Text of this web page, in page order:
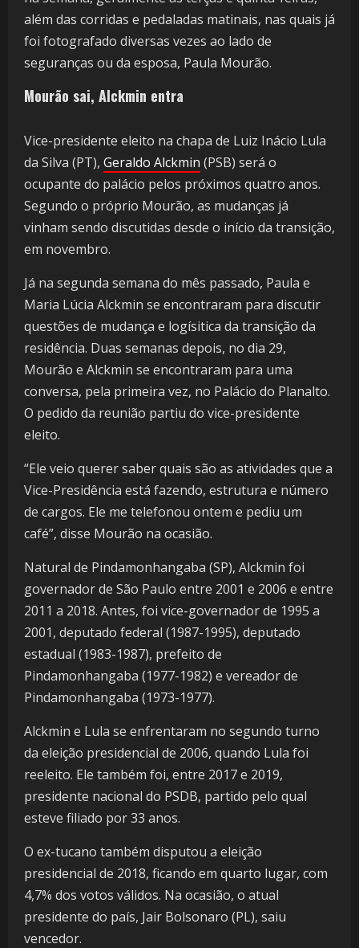
além das corridas e pedaladas matinais, nas quais já
foi fotografado diversas vezes ao lado de
seguranças ou da esposa, Paula Mourão.
Mourão sai, Alckmin entra
Vice-presidente eleito na chapa de Luiz Inácio Lula
da Silva (PT), Geraldo Alckmin (PSB) será o
ocupante do palácio pelos próximos quatro anos.
Segundo o próprio Mourão, as mudanças já
vinham sendo discutidas desde o início da transição,
em novembro.
Já na segunda semana do mês passado, Paula e
Maria Lúcia Alckmin se encontraram para discutir
questões de mudança e logísitica da transição da
residência. Duas semanas depois, no dia 29,
Mourão e Alckmin se encontraram para uma
conversa, pela primeira vez, no Palácio do Planalto.
O pedido da reunião partiu do vice-presidente
eleito.
“Ele veio querer saber quais são as atividades que a
Vice-Presidência está fazendo, estrutura e número
de cargos. Ele me telefonou ontem e pediu um
café”, disse Mourão na ocasião.
Natural de Pindamonhangaba (SP), Alckmin foi
governador de São Paulo entre 2001 e 2006 e entre
2011 a 2018. Antes, foi vice-governador de 1995 a
2001, deputado federal (1987-1995), deputado
estadual (1983-1987), prefeito de
Pindamonhangaba (1977-1982) e vereador de
Pindamonhangaba (1973-1977).
Alckmin e Lula se enfrentaram no segundo turno
da eleição presidencial de 2006, quando Lula foi
reeleito. Ele também foi, entre 2017 e 2019,
presidente nacional do PSDB, partido pelo qual
esteve filiado por 33 anos.
O ex-tucano também disputou a eleição
presidencial de 2018, ficando em quarto lugar, com
4,7% dos votos válidos. Na ocasião, o atual
presidente do país, Jair Bolsonaro (PL), saiu
vencedor.